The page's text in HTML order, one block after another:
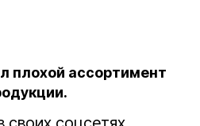
плохой ассортимент